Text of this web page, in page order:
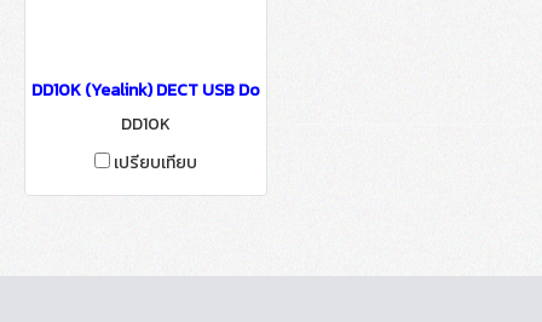
DD10K (Yealink) DECT USB Dongle -IP-PBX Solutions
DD10K
เปรียบเทียบ